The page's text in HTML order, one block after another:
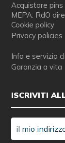
Acquistare
MEPA: RdO
Cookie policy
Privacy policies
Info e servizio
Garanzia a vita
ISCRIVITI